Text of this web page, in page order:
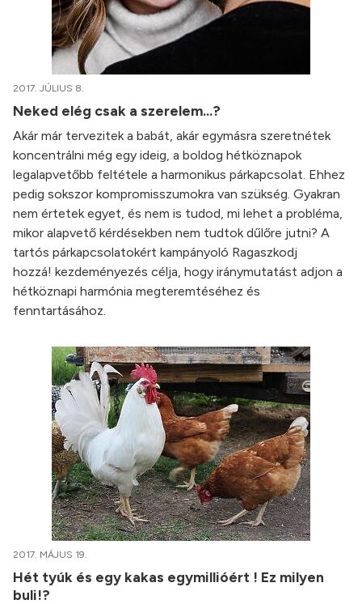
2017. JÚLIUS 8.
Neked elég csak a szerelem...?
Akár már tervezitek a babát, akár egymásra szeretnétek
koncentrálni még egy ideig, a boldog hétköznapok
legalapvetőbb feltétele a harmonikus párkapcsolat. Ehhez
pedig sokszor kompromisszumokra van szükség. Gyakran
nem értetek egyet, és nem is tudod, mi lehet a probléma,
mikor alapvető kérdésekben nem tudtok dűlőre jutni? A
tartós párkapcsolatokért kampányoló Ragaszkodj
hozzá! kezdeményezés célja, hogy iránymutatást adjon a
hétköznapi harmónia megteremtéséhez és
fenntartásához.
2017. MÁJUS 19.
Hét tyúk és egy kakas egymillióért ! Ez milyen
buli!?